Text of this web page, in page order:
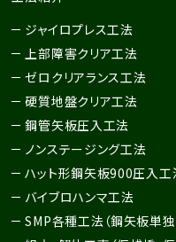
ジャイロプレス工法
上部障害クリア工法
ゼロクリアランス工法
硬質地盤クリア工法
鋼管矢板圧入工法
ノンステージング工法
ハット形鋼矢板900圧入工
バイブロハンマ工法
SMP各種工法 （鋼矢板単独